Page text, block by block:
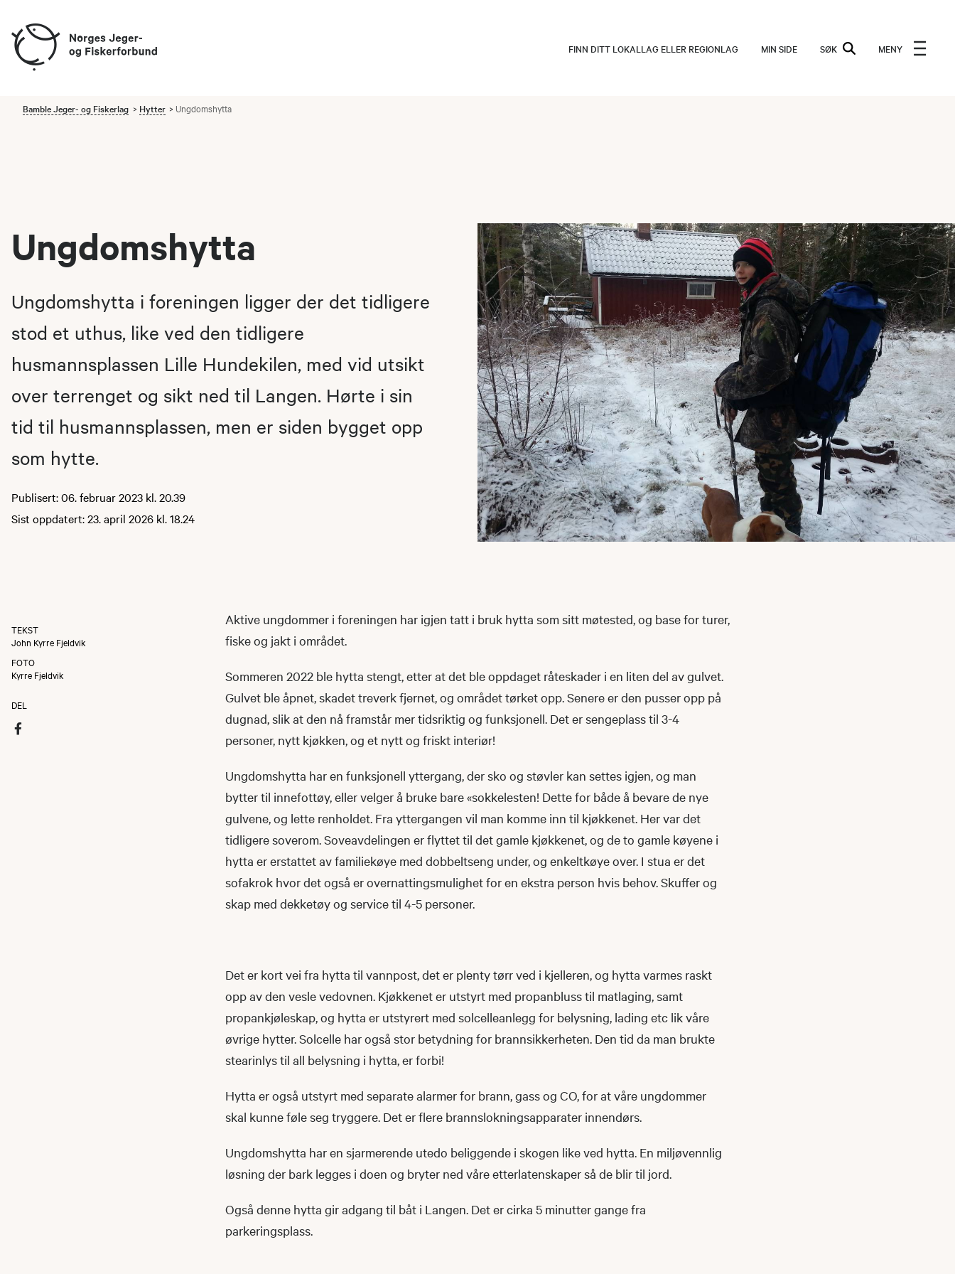
FINN DITT LOKALLAG ELLER REGIONLAG MIN SIDE SØK MENY
Bamble Jeger- og Fiskerlag Hytter Ungdomshytta
Ungdomshytta
Ungdomshytta i foreningen ligger der det tidligere
stod et uthus, like ved den tidligere
husmannsplassen Lille Hundekilen, med vid utsikt
over terrenget og sikt ned til Langen. Hørte i sin
tid til husmannsplassen, men er siden bygget opp
som hytte.
Publisert: 06. februar 2023 kl. 20.39
Sist oppdatert: 23. april 2026 kl. 18.24
TEKST
John Kyrre Fjeldvik
FOTO
Kyrre Fjeldvik
DEL
Aktive ungdommer i foreningen har igjen tatt i bruk hytta som sitt møtested, og base for turer,
fiske og jakt i området.
Sommeren 2022 ble hytta stengt, etter at det ble oppdaget råteskader i en liten del av gulvet.
Gulvet ble åpnet, skadet treverk fjernet, og området tørket opp. Senere er den pusser opp på
dugnad, slik at den nå framstår mer tidsriktig og funksjonell. Det er sengeplass til 3-4
personer, nytt kjøkken, og et nytt og friskt interiør!
Ungdomshytta har en funksjonell yttergang, der sko og støvler kan settes igjen, og man
bytter til innefottøy, eller velger å bruke bare «sokkelesten! Dette for både å bevare de nye
gulvene, og lette renholdet. Fra yttergangen vil man komme inn til kjøkkenet. Her var det
tidligere soverom. Soveavdelingen er flyttet til det gamle kjøkkenet, og de to gamle køyene i
hytta er erstattet av familiekøye med dobbeltseng under, og enkeltkøye over. I stua er det
sofakrok hvor det også er overnattingsmulighet for en ekstra person hvis behov. Skuffer og
skap med dekketøy og service til 4-5 personer.
Det er kort vei fra hytta til vannpost, det er plenty tørr ved i kjelleren, og hytta varmes raskt
opp av den vesle vedovnen. Kjøkkenet er utstyrt med propanbluss til matlaging, samt
propankjøleskap, og hytta er utstyrert med solcelleanlegg for belysning, lading etc lik våre
øvrige hytter. Solcelle har også stor betydning for brannsikkerheten. Den tid da man brukte
stearinlys til all belysning i hytta, er forbi!
Hytta er også utstyrt med separate alarmer for brann, gass og CO, for at våre ungdommer
skal kunne føle seg tryggere. Det er flere brannslokningsapparater innendørs.
Ungdomshytta har en sjarmerende utedo beliggende i skogen like ved hytta. En miljøvennlig
løsning der bark legges i doen og bryter ned våre etterlatenskaper så de blir til jord.
Også denne hytta gir adgang til båt i Langen. Det er cirka 5 minutter gange fra
parkeringsplass.